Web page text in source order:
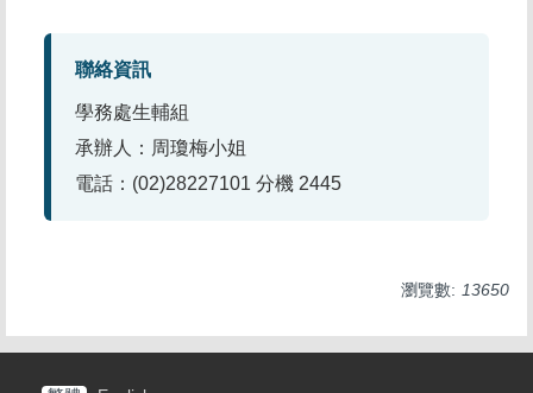
聯絡資訊
學務處生輔組
承辦人：周瓊梅小姐
電話：(02)28227101 分機 2445
瀏覽數: 13650